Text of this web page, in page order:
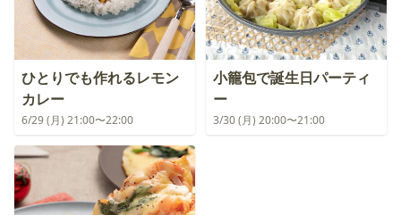
ひとりでも作れるレモン
カレー
6/29 (月) 21:00〜22:00
小籠包で誕生日パーティ
ー
3/30 (月) 20:00〜21:00